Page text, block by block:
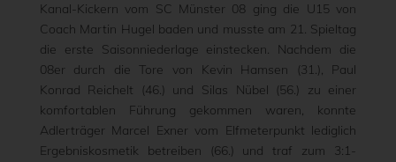
Kanal-Kickern vom SC Münster 08 ging die U15 von
Coach Martin Hugel baden und musste am 21. Spieltag
die erste Saisonniederlage einstecken. Nachdem die
08er durch die Tore von Kevin Hamsen (31.), Paul
Konrad Reichelt (46.) und Silas Nübel (56.) zu einer
komfortablen Führung gekommen waren, konnte
Adlerträger Marcel Exner vom Elfmeterpunkt lediglich
Ergebniskosmetik betreiben (66.) und traf zum 3:1-